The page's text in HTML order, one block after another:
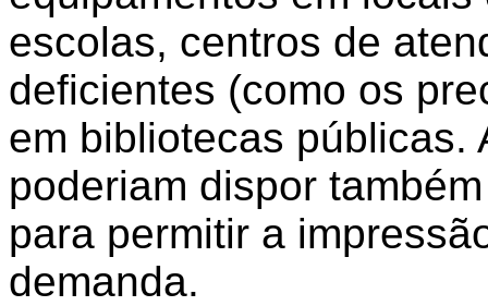
escolas, centros de
deficientes (como os
em bibliotecas públicas.
poderiam dispor
para permitir a
demanda.